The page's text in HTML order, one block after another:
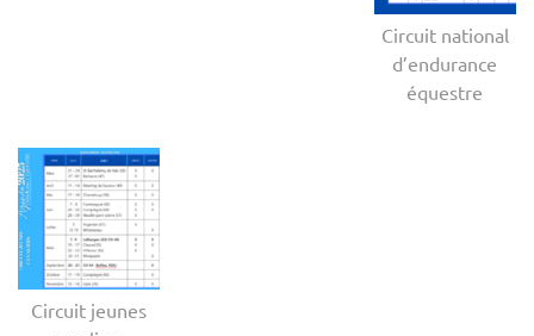
Circuit national
d’endurance
équestre
Circuit jeunes